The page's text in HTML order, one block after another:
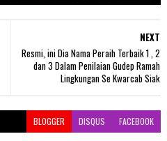
NEXT
Resmi, ini Dia Nama Peraih Terbaik 1 , 2
dan 3 Dalam Penilaian Gudep Ramah
Lingkungan Se Kwarcab Siak
BLOGGER DISQUS FACEBOOK